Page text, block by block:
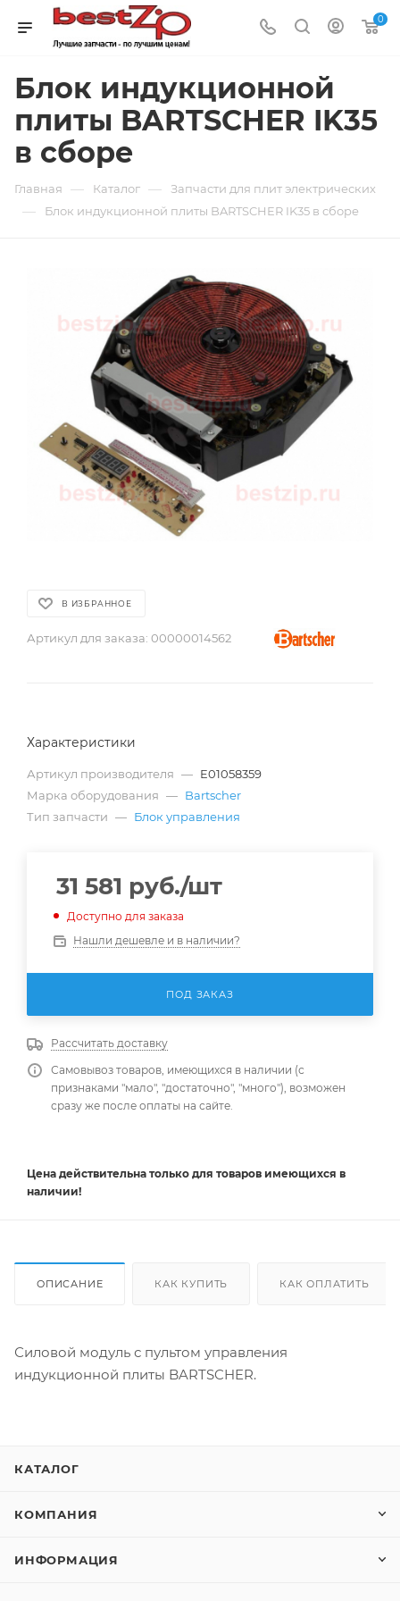
0
Блок индукционной
плиты BARTSCHER IK35
в сборе
Главная — Каталог — Запчасти для плит электрических
— Блок индукционной плиты BARTSCHER IK35 в сборе
В ИЗБРАННОЕ
Артикул для заказа: 00000014562
Характеристики
Артикул производителя — E01058359
Марка оборудования — Bartscher
Тип запчасти — Блок управления
31 581 руб./шт
Доступно для заказа
Нашли дешевле и в наличии?
ПОД ЗАКАЗ
Рассчитать доставку
Самовывоз товаров, имеющихся в наличии (с
признаками "мало", "достаточно", "много"), возможен
сразу же после оплаты на сайте.
Цена действительна только для товаров имеющихся в
наличии!
ОПИСАНИЕ КАК КУПИТЬ КАК ОПЛАТИТЬ
Силовой модуль с пультом управления
индукционной плиты BARTSCHER.
КАТАЛОГ
КОМПАНИЯ
ИНФОРМАЦИЯ